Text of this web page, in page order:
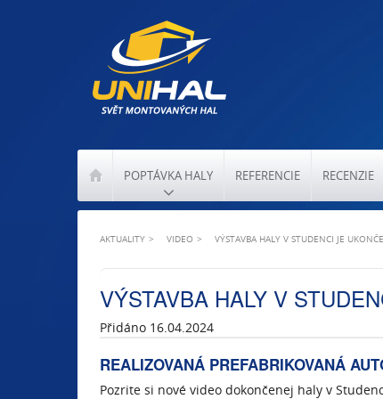
POPTÁVKA HALY REFERENCIE RECENZIE
AKTUALITY VIDEO VÝSTAVBA HALY V STUDENCI JE
VÝSTAVBA HALY V
Přidáno 16.04.2024
REALIZOVANÁ PREFABRIKOVANÁ
Pozrite si nové video dokončenej haly v